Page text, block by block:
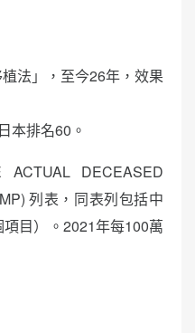
法」，至今26年，效果
本排名60。
DECEASED
列表，同表列包括中
目）。2021年每100萬